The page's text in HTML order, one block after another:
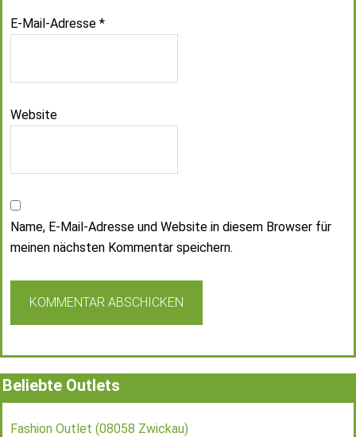
E-Mail-Adresse *
Website
Name, E-Mail-Adresse und Website in diesem Browser für
meinen nächsten Kommentar speichern.
Beliebte Outlets
Fashion Outlet (08058 Zwickau)